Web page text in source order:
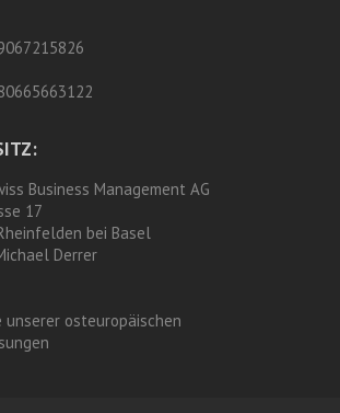
Business Management AG
17
bei Basel
Derrer
unserer osteuropäischen